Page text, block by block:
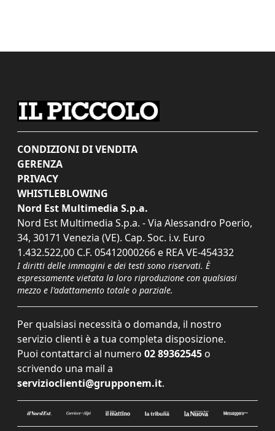
CONDIZIONI DI VENDITA
GERENZA
PRIVACY
WHISTLEBLOWING
Nord Est Multimedia S.p.a.
Nord Est Multimedia S.p.a. - Via Alessandro Poerio,
34, 30171 Venezia (VE). Cap. Soc. i.v. Euro
1.432.522,00 C.F. 05412000266 e REA VE-454332
I diritti delle immagini e dei testi sono riservati. È
espressamente vietata la loro riproduzione con qualsiasi
mezzo e l'adattamento totale o parziale.
Per qualsiasi necessità o domanda, il nostro
servizio clienti è a tua completa disposizione.
Puoi contattarci al numero 02 89362545 o
scrivendo una mail a
servizioclienti@grupponem.it.